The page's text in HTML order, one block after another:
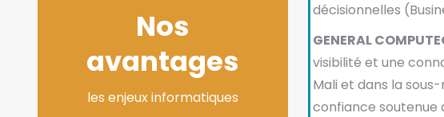
Nos
avantages
les enjeux informatiques
décisionnelles
GENERAL
visibilité et une
Mali et dans la
confiance soutenue